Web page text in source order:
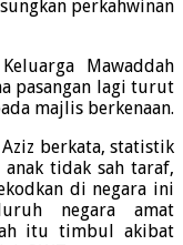
perkahwinan
Mawaddah
pasangan lagi turut
majlis berkenaan.
berkata, statistik
tidak sah taraf,
di negara ini
negara amat
itu timbul akibat